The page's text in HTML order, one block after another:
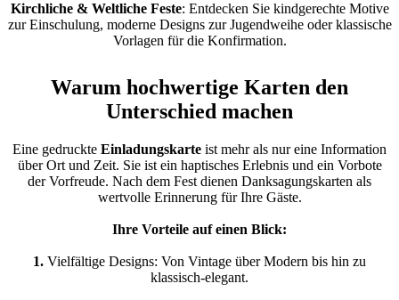
Kirchliche & Weltliche Feste: Entdecken Sie kindgerechte Motive
zur Einschulung, moderne Designs zur Jugendweihe oder klassische
Vorlagen für die Konfirmation.
Warum hochwertige Karten den
Unterschied machen
Eine gedruckte Einladungskarte ist mehr als nur eine Information
über Ort und Zeit. Sie ist ein haptisches Erlebnis und ein Vorbote
der Vorfreude. Nach dem Fest dienen Danksagungskarten als
wertvolle Erinnerung für Ihre Gäste.
Ihre Vorteile auf einen Blick:
1. Vielfältige Designs: Von Vintage über Modern bis hin zu
klassisch-elegant.